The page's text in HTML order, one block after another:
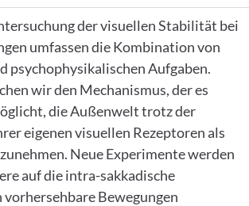
der visuellen Stabilität bei
umfassen die Kombination von
psychophysikalischen Aufgaben.
wir den Mechanismus, der es
die Außenwelt trotz der
eigenen visuellen Rezeptoren als
Neue Experimente werden
auf die intra-sakkadische
Bewegungen